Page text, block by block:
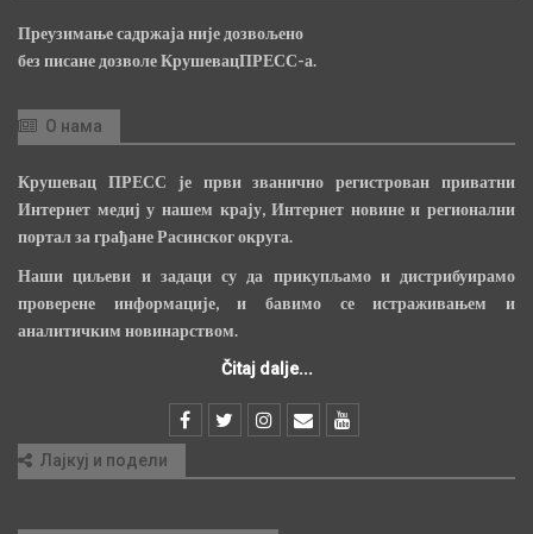
Преузимање садржаја није дозвољено
без писане дозволе КрушевацПРЕСС-а.
О нама
Крушевац ПРЕСС је први званично регистрован приватни
Интернет медиј у нашем крају, Интернет новине и регионални
портал за грађане Расинског округа.
Наши циљеви и задаци су да прикупљамо и дистрибуирамо
проверене информације, и бавимо се истраживањем и
аналитичким новинарством.
Čitaj dalje...
Лајкуј и подели